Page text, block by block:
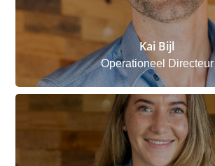
Kai Bijl
Operationeel Directeur